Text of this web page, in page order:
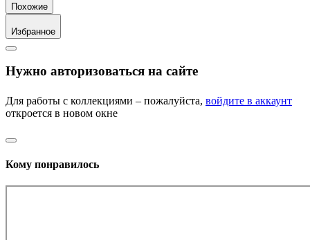
Похожие
Избранное
Нужно авторизоваться на сайте
Для работы с коллекциями – пожалуйста, войдите в аккаунт
откроется в новом окне
Кому понравилось